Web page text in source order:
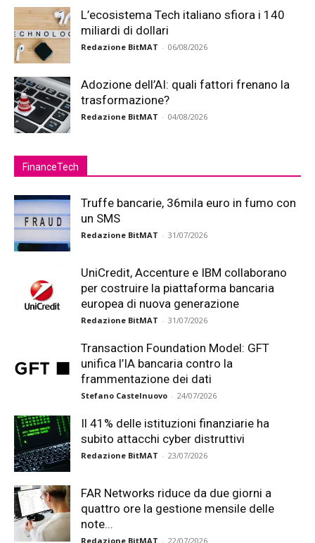
L’ecosistema Tech italiano sfiora i 140
miliardi di dollari
Redazione BitMAT - 06/08/2026
Adozione dell’AI: quali fattori frenano la
trasformazione?
Redazione BitMAT - 04/08/2026
FinanceTech
Truffe bancarie, 36mila euro in fumo con
un SMS
Redazione BitMAT - 31/07/2026
UniCredit, Accenture e IBM collaborano
per costruire la piattaforma bancaria
europea di nuova generazione
Redazione BitMAT - 31/07/2026
Transaction Foundation Model: GFT
unifica l’IA bancaria contro la
frammentazione dei dati
Stefano Castelnuovo - 24/07/2026
Il 41% delle istituzioni finanziarie ha
subito attacchi cyber distruttivi
Redazione BitMAT - 23/07/2026
FAR Networks riduce da due giorni a
quattro ore la gestione mensile delle
note...
Redazione BitMAT - 22/07/2026